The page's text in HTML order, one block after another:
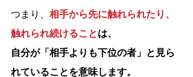
つまり、 相手から先に触れられたり、
触れられ続けることは、
自分が「相手よりも下位の者」と見ら
れていることを意味します。